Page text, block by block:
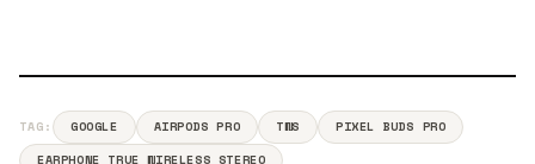
TAG: GOOGLE AIRPODS PRO TWS
PIXEL BUDS PRO
EARPHONE TRUE WIRELESS STEREO